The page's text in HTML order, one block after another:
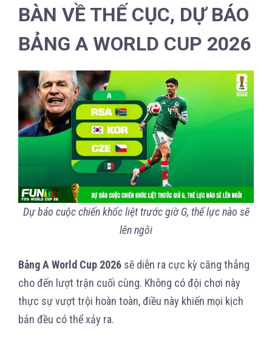
BÀN VỀ THẾ CỤC, DỰ BÁO
BẢNG A WORLD CUP 2026
Dự báo cuộc chiến khốc liệt trước giờ G, thế lực nào sẽ
lên ngôi
Bảng A World Cup 2026 sẽ diễn ra cực kỳ căng thẳng
cho đến lượt trận cuối cùng. Không có đội chơi này
thực sự vượt trội hoàn toàn, điều này khiến mọi kịch
bản đều có thể xảy ra.